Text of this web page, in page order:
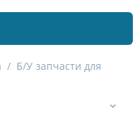
/ Б/У запчасти для